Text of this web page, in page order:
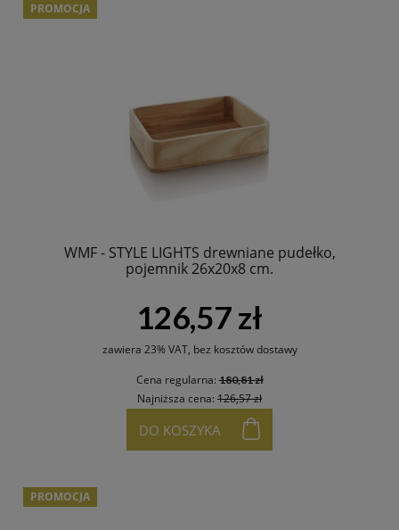
WMF - STYLE LIGHTS drewniane pudełko,
pojemnik 26x20x8 cm.
126,57 zł
zawiera 23% VAT, bez kosztów dostawy
Cena regularna:180,81 zł
Najniższa cena: 126,57 zł
DO KOSZYKA
PROMOCJA
PROMOCJA